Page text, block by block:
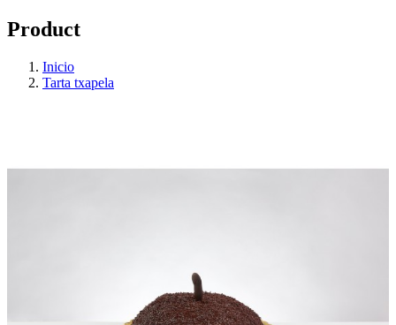
Product
Inicio
Tarta txapela